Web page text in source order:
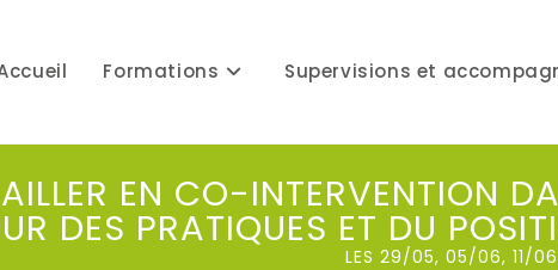
Formations Supervisions et
EN CO-INTERVENTION
DES PRATIQUES ET DU
LES 29/05, 05/06, 11/